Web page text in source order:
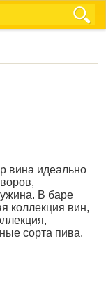
вина идеально
В баре
коллекция вин,
сорта пива.